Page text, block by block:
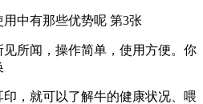
所闻，操作简单，使用方便。你
，就可以了解牛的健康状况、喂